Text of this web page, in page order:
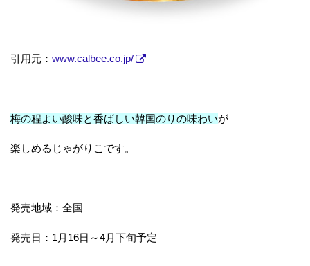
引用元： www.calbee.co.jp/
梅の程よい酸味と香ばしい韓国のりの味わいが
楽しめるじゃがりこです。
発売地域：全国
発売日：1月16日～4月下旬予定